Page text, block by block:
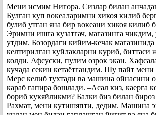
Мени исмим Нигора. Сизлар билан
Булган куп вокеаларимни хикоя килиб
булиб утган яна бир вокеани хикоя килиб
Эримни ишга кузатгач, магазинга чикдим,
утдим. Бозордаги кийим-кечак
келтирилган куйлакларни куриб, биттаси
колди. Афсуски, пулим озрок экан.
кучада секин кетаётгандим. Шу пайт мени
Мерс келиб тухтади ва машина ойнасини
караб гапира бошлади. –Асал киз, каерга
бориб кукяйликми? Балки биз билан бироз
Рахмат, мени кутишяпти, дедим. Машина